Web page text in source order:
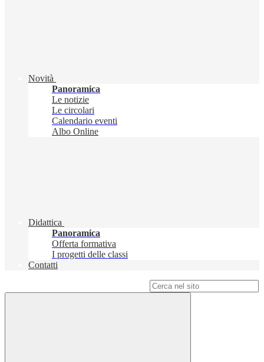
Novità
Panoramica
Le notizie
Le circolari
Calendario eventi
Albo Online
Didattica
Panoramica
Offerta formativa
I progetti delle classi
Contatti